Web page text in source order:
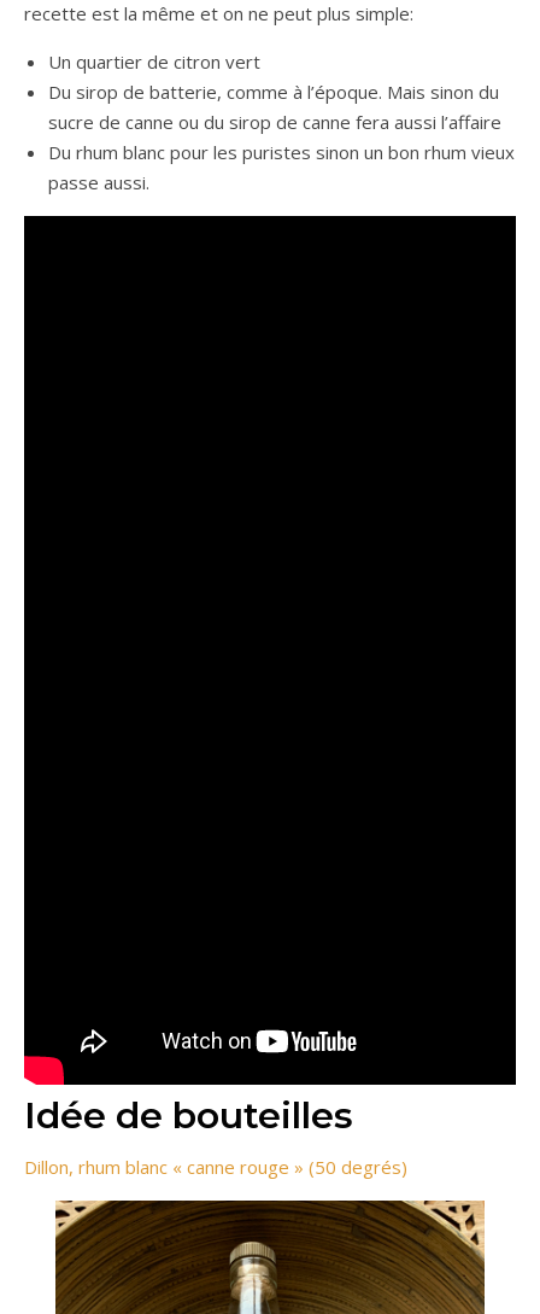
recette est la même et on ne peut plus simple:
Un quartier de citron vert
Du sirop de batterie, comme à l’époque. Mais sinon du
sucre de canne ou du sirop de canne fera aussi l’affaire
Du rhum blanc pour les puristes sinon un bon rhum vieux
passe aussi.
Idée de bouteilles
Dillon, rhum blanc « canne rouge » (50 degrés)